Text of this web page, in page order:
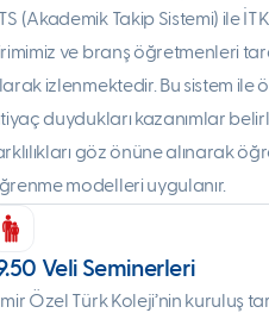
(Akademik Takip Sistemi) ile
ve branş öğretmenleri
izlenmektedir. Bu sistem
duydukları kazanımlar
göz önüne alınarak
modelleri uygulanır.
Veli Seminerleri
Özel Türk Koleji’nin kuruluş